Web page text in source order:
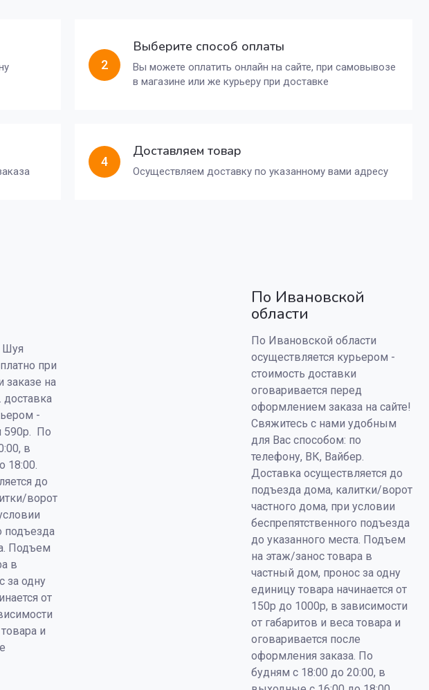
2
Выберите способ оплаты
Вы можете оплатить онлайн на сайте, при самовывозе
в магазине или же курьеру при доставке
4
Доставляем товар
Осуществляем доставку по указанному вами адресу
Шуя
при
заказе на
-
590р. По
в
18:00.
до
ворот
подъезда
Подъем
в
за одну
от
и
По Ивановской
области
По Ивановской области
осуществляется курьером -
стоимость доставки
оговаривается перед
оформлением заказа на сайте!
Свяжитесь с нами удобным
для Вас способом: по
телефону, ВК, Вайбер.
Доставка осуществляется до
подъезда дома, калитки/ворот
частного дома, при условии
беспрепятственного подъезда
до указанного места. Подъем
на этаж/занос товара в
частный дом, пронос за одну
единицу товара начинается от
150р до 1000р, в зависимости
от габаритов и веса товара и
оговаривается после
оформления заказа. По
будням с 18:00 до 20:00, в